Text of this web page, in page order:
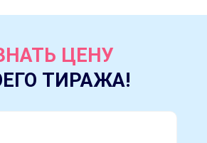
ЦЕНУ
ТИРАЖА!